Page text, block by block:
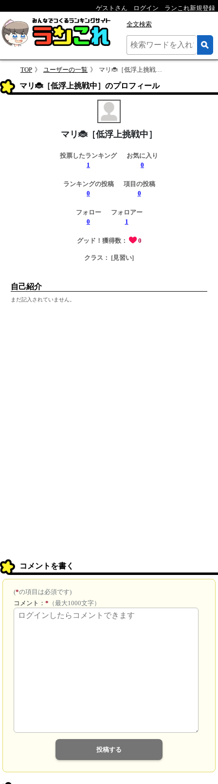
ゲストさん ログイン ランこれ新規登録
全文検索
TOP ユーザーの一覧 マリ🐞［低浮上挑戦中］さんのプロフィール
マリ🐞［低浮上挑戦中］のプロフィール
マリ🐞［低浮上挑戦中］
投票したランキング
1
お気に入り
0
ランキングの投稿
0
項目の投稿
0
フォロー
0
フォロアー
1
グッド！獲得数： 0
クラス： [見習い]
自己紹介
まだ記入されていません。
コメントを書く
(*の項目は必須です)
コメント：* （最大1000文字）